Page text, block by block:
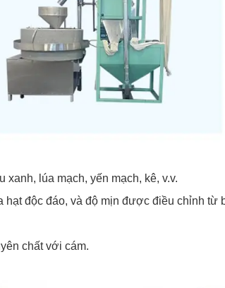
lúa mạch, yến mạch, kê, v.v.
hạt độc đáo, và độ mịn được điều chỉnh từ
chất với cám.